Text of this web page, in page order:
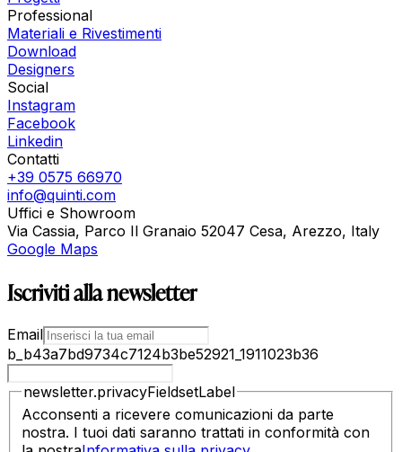
Professional
Materiali e Rivestimenti
Download
Designers
Social
Instagram
Facebook
Linkedin
Contatti
+39 0575 66970
info@quinti.com
Uffici e Showroom
Via Cassia, Parco Il Granaio 52047 Cesa, Arezzo, Italy
Google Maps
Iscriviti alla newsletter
Email
b_b43a7bd9734c7124b3be52921_1911023b36
newsletter.privacyFieldsetLabel
Acconsenti a ricevere comunicazioni da parte
nostra. I tuoi dati saranno trattati in conformità con